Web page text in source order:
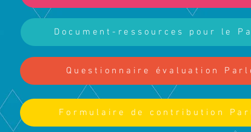
Document-ressources pour le
Questionnaire évaluation
Formulaire de contribution